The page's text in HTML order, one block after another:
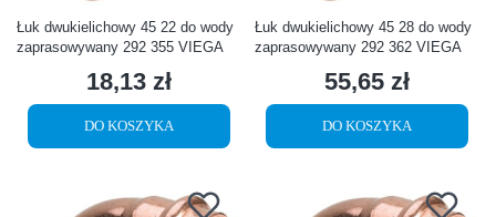
Łuk dwukielichowy 45 22 do wody
zaprasowywany 292 355 VIEGA
Cena
18,13 zł
DO KOSZYKA
Łuk dwukielichowy 45 28 do wody
zaprasowywany 292 362 VIEGA
Cena
55,65 zł
DO KOSZYKA